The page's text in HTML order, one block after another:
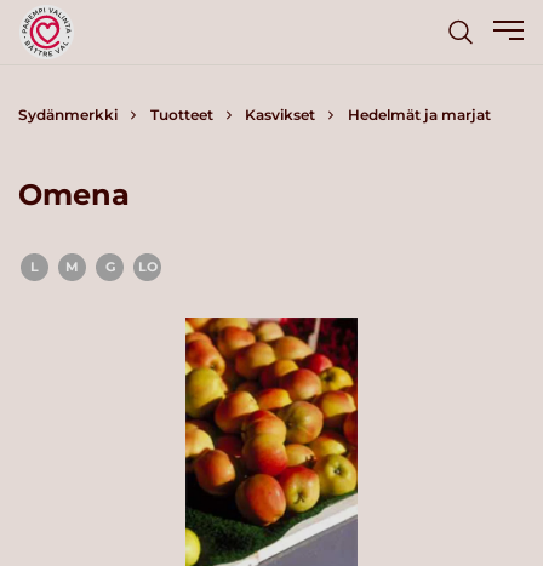
Sydänmerkki Tuotteet Kasvikset Hedelmät ja marjat
Omena
L M G LO